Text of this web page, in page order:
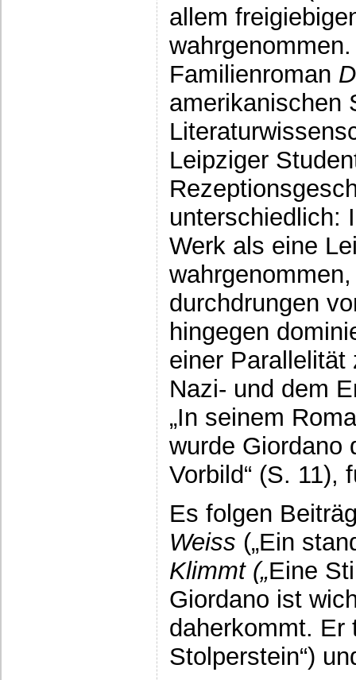
allem
Familienroman
amerikanischen
Leipziger
unterschiedlich:
Werk als eine
durchdrungen
hingegen
einer Parallelität
Nazi- und dem
„In seinem
wurde Giordano
Vorbild“ (S. 11),
Es folgen
Weiss („Ein
Klimmt („Eine
Giordano ist
daherkommt. Er
Stolperstein“)